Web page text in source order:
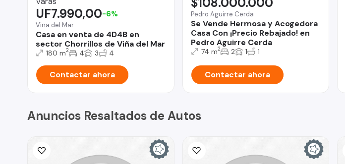
Viña del Mar
Casa en venta de 4D4B en
sector Chorrillos de Viña del Mar
UF7.990,00-6%
180 m2 4 3 4
Contactar ahora
Pedro Aguirre Cerda
Se Vende Hermosa y Acogedora
Casa Con ¡Precio Rebajado! en
Pedro Aguirre Cerda
74 m2 2 1 1
Contactar ahora
Anuncios Resaltados de Autos